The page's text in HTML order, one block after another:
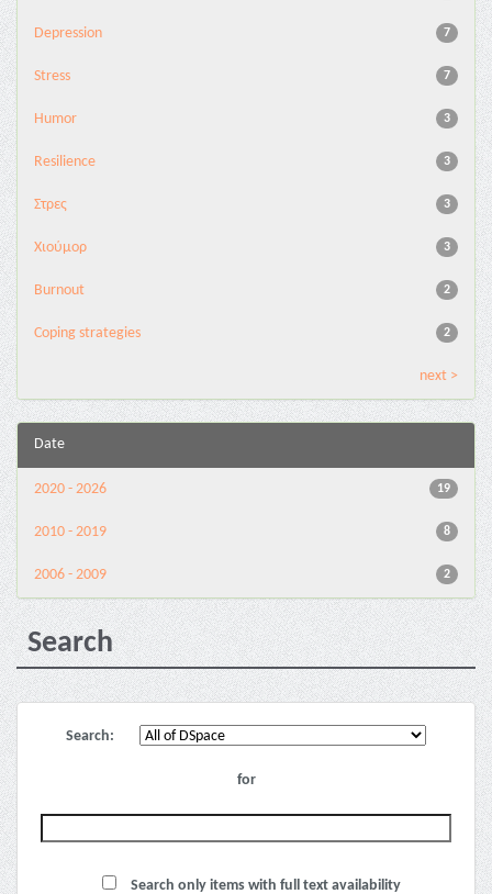
7
Depression
7
Stress
3
Humor
3
Resilience
3
Στρες
3
Χιούμορ
2
Burnout
2
Coping strategies
next >
Date
19
2020 - 2026
8
2010 - 2019
2
2006 - 2009
Search
Search:
for
Search only items with full text availability